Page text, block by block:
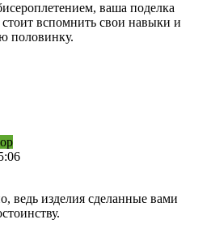
ваша поделка
вспомнить свои навыки и
половинку.
ведь изделия сделанные вами